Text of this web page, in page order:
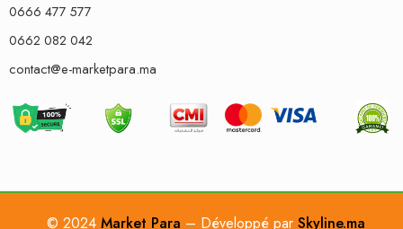
0666 477 577
0662 082 042
contact@e-marketpara.ma
© 2024 Market Para – Développé par Skyline.ma